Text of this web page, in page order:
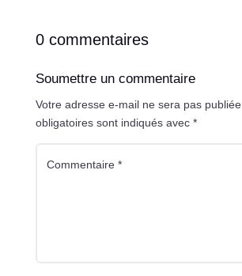
0 commentaires
Soumettre un commentaire
Votre adresse e-mail ne sera pas publiée.
obligatoires sont indiqués avec *